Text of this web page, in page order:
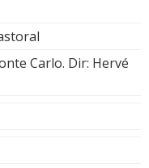
Carlo. Dir: Hervé